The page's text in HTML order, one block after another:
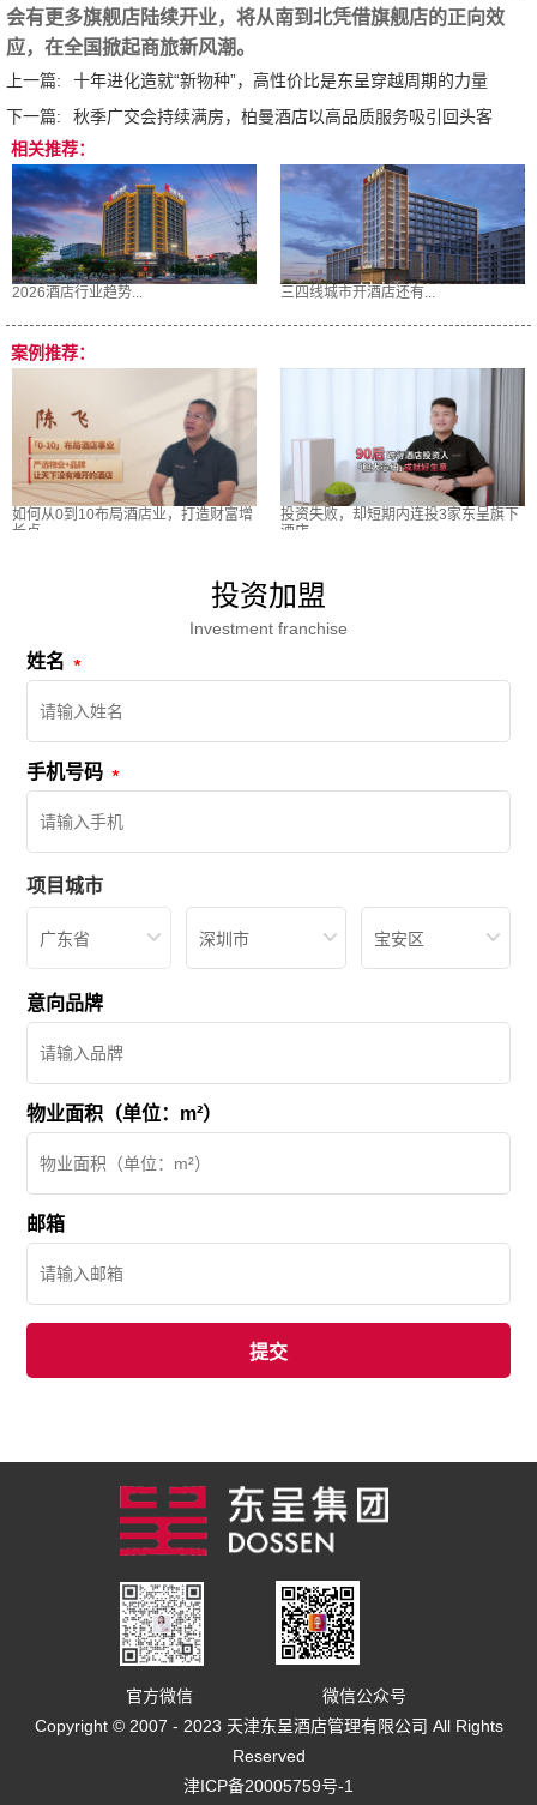
会有更多旗舰店陆续开业，将从南到北凭借旗舰店的正向效
应，在全国掀起商旅新风潮。
上一篇:
十年进化造就“新物种”，高性价比是东呈穿越周期的力量
下一篇:
秋季广交会持续满房，柏曼酒店以高品质服务吸引回头客
相关推荐：
2026酒店行业趋势... 三四线城市开酒店还有...
案例推荐：
如何从0到10布局酒店业，打造财富增
长点
投资失败，却短期内连投3家东呈旗下
酒店
投资加盟
Investment franchise
姓名
手机号码
项目城市
广东省 深圳市 宝安区
意向品牌
物业面积（单位：m²）
邮箱
官方微信
微信公众号
Copyright © 2007 - 2023 天津东呈酒店管理有限公司 All Rights
Reserved
津ICP备20005759号-1